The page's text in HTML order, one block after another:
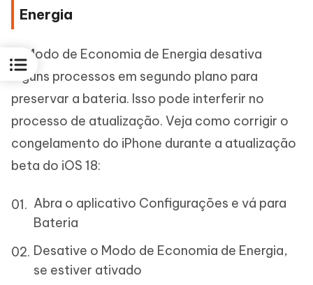
Energia
O Modo de Economia de Energia desativa
alguns processos em segundo plano para
preservar a bateria. Isso pode interferir no
processo de atualização. Veja como corrigir o
congelamento do iPhone durante a atualização
beta do iOS 18:
Abra o aplicativo Configurações e vá para
Bateria
Desative o Modo de Economia de Energia,
se estiver ativado